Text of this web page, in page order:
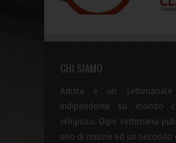
CHI SIAMO
Adista è un
indipendente su mondo
religioso. Ogni settimana
uno di notizie ed un